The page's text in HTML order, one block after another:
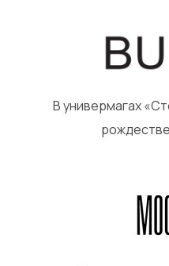
В универмагах